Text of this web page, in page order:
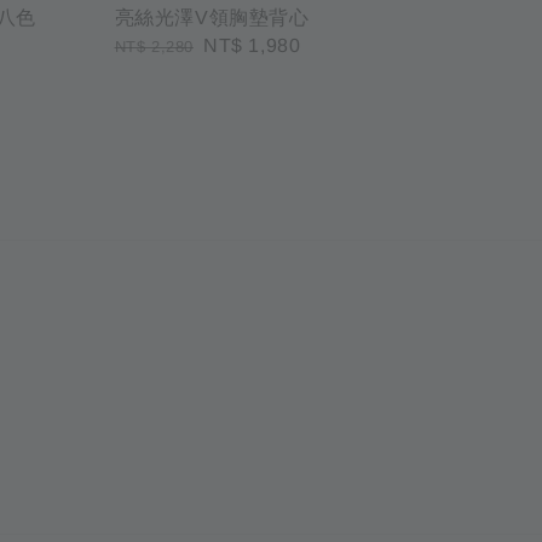
色
亮絲光澤V領胸墊背心
Regular
NT$ 2,280
Sale
NT$ 1,980